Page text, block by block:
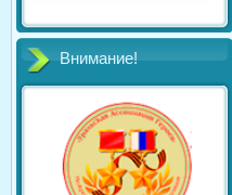
Внимание!